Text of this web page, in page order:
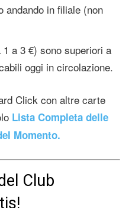
andando in filiale (non
a 3 €) sono superiori a
oggi in circolazione.
Click con altre carte
Lista Completa delle
Momento.
Club